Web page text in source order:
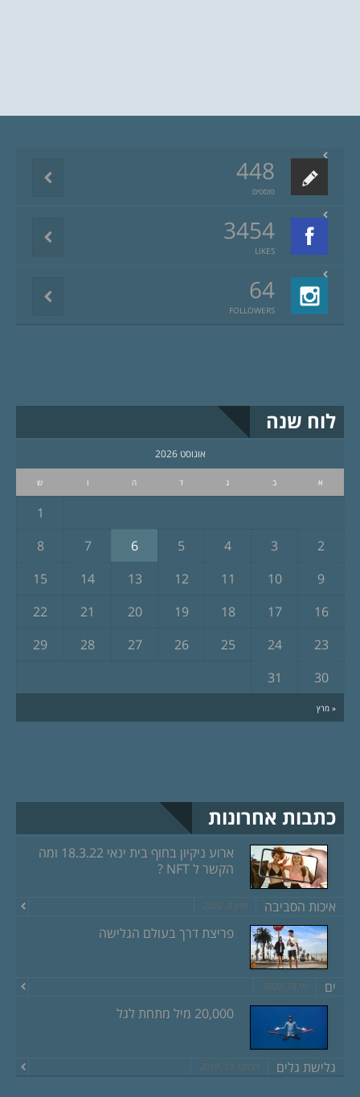
448
פוסטים
3454
LIKES
64
FOLLOWERS
לוח שנה
אוגוסט 2026
א ב ג ד ה ו ש
« מרץ
1
2
3
4
5
6
7
8
9
10
11
12
13
14
15
16
17
18
19
20
21
22
23
24
25
26
27
28
29
30
31
כתבות אחרונות
ארוע ניקיון בחוף בית ינאי 18.3.22 ומה
הקשר ל NFT ?
איכות הסביבה מרץ 8, 2022
פריצת דרך בעולם הגלישה
ים יוני 18, 2020
20,000 מיל מתחת לגל
גלישת גלים דצמבר 13, 2019